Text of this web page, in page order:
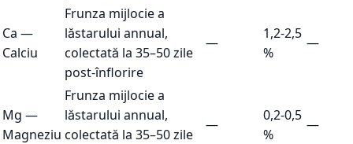
Ca —
Calciu
Frunza mijlocie a
lăstarului annual,
colectată la 35–50 zile
post-înflorire
—
1,2-2,5
%
—
Mg —
Magneziu
Frunza mijlocie a
lăstarului annual,
colectată la 35–50 zile
—
0,2-0,5
%
—